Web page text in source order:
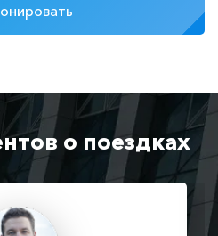
о поездках